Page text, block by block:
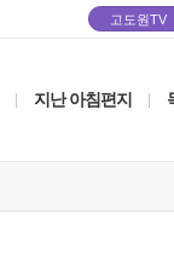
고도원TV
지난 아침편지